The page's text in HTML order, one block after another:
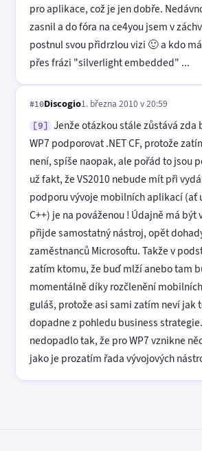
pro aplikace, což je jen dobře.
zasnil a do fóra na ce4you jsem v
postnul svou přidrzlou vizi 🙂 a kdo
přes frázi "silverlight embedded" ...
#10Discogio1. března 2010 v 20:59
[9]
Jenže otázkou stále zůstává zda
WP7 podporovat .NET CF, protože
není, spíše naopak, ale pořád to jsou
už fakt, že VS2010 nebude mít při
podporu vývoje mobilních aplikací (ať
C++) je na pováženou ! Údajně má být
přijde samostatný nástroj, opět
zaměstnanců Microsoftu. Takže v
zatím ktomu, že buď mlží anebo tam
momentálně díky rozčlenění
guláš, protože asi sami zatím neví jak
dopadne z pohledu business
nedopadlo tak, že pro WP7 vznikne
jako je prozatím řada vývojových